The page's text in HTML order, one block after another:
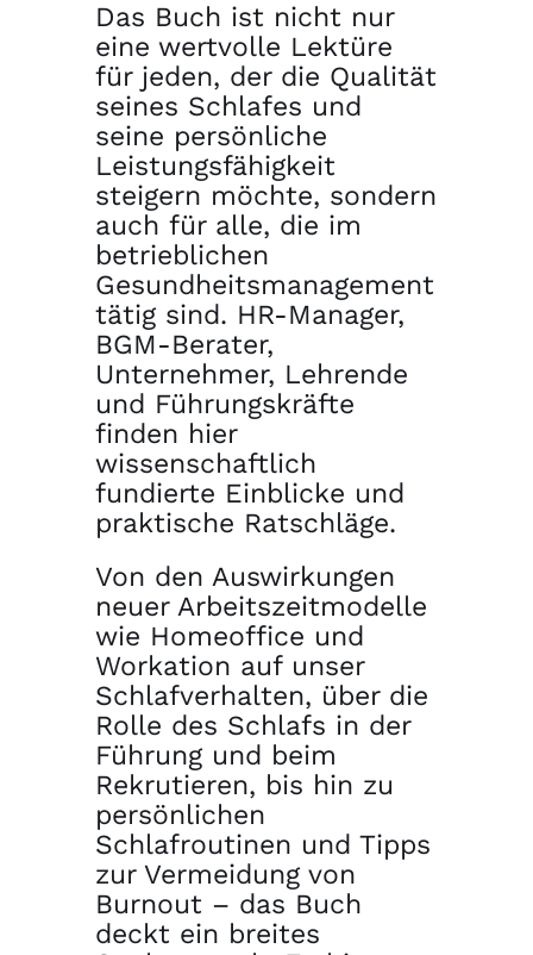
Das Buch ist nicht nur
eine wertvolle Lektüre
für jeden, der die Qualität
seines Schlafes und
seine persönliche
Leistungsfähigkeit
steigern möchte, sondern
auch für alle, die im
betrieblichen
Gesundheitsmanagement
tätig sind. HR-Manager,
BGM-Berater,
Unternehmer, Lehrende
und Führungskräfte
finden hier
wissenschaftlich
fundierte Einblicke und
praktische Ratschläge.
Von den Auswirkungen
neuer Arbeitszeitmodelle
wie Homeoffice und
Workation auf unser
Schlafverhalten, über die
Rolle des Schlafs in der
Führung und beim
Rekrutieren, bis hin zu
persönlichen
Schlafroutinen und Tipps
zur Vermeidung von
Burnout – das Buch
deckt ein breites